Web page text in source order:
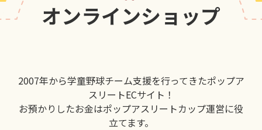
オンラインショップ
2007年から学童野球チーム支援を行ってきたポップア
スリートECサイト！
お預かりしたお金はポップアスリートカップ運営に役
立てます。